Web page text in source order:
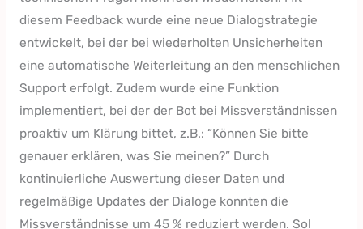
diesem Feedback wurde eine neue Dialogstrategie
entwickelt, bei der bei wiederholten Unsicherheiten
eine automatische Weiterleitung an den menschlichen
Support erfolgt. Zudem wurde eine Funktion
implementiert, bei der der Bot bei Missverständnissen
proaktiv um Klärung bittet, z.B.: “Können Sie bitte
genauer erklären, was Sie meinen?” Durch
kontinuierliche Auswertung dieser Daten und
regelmäßige Updates der Dialoge konnten die
Missverständnisse um 45 % reduziert werden. Sol